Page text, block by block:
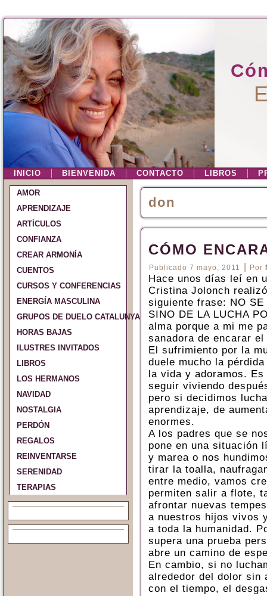
INICIO BIENVENIDA CONTACTO LIBROS
AMOR
APRENDIZAJE
ARTÍCULOS
CONFIANZA
CREAR ARMONÍA
CUENTOS
CURSOS Y CONFERENCIAS
ENERGÍA MASCULINA
GRUPOS DE DUELO CATALUNYA Y ESPAÑA
HORAS BAJAS
ILUSTRES INVITADOS
LIBROS
LOS HERMANOS
NAVIDAD
NOSTALGIA
PERDÓN
REGALOS
REINVENTARSE
SERENIDAD
TERAPIAS
don
CÓMO
Publicado 7 mayo, 2011 Por
Hace unos días leí en
Cristina Jolonch
siguiente frase: NO SE
SINO DE LA LUCHA
alma porque a mi me
sanadora de encarar el
El sufrimiento por la
duele mucho la
la vida y adoramos.
seguir viviendo
pero si decidimos
aprendizaje, de
enormes.
A los padres que se
pone en una situación
y marea o nos
tirar la toalla,
entre medio, vamos
permiten salir a flote,
afrontar nuevas
a nuestros hijos vivos
a toda la humanidad.
supera una prueba
abre un camino de
En cambio, si no
alrededor del dolor sin
con el tiempo, el